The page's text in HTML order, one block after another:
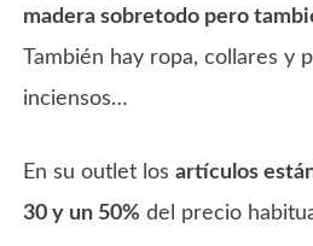
madera sobretodo pero
También hay ropa, collares y
inciensos…
En su outlet losartículos
30 y un 50% del precio